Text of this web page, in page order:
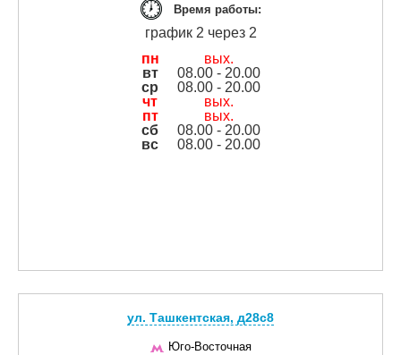
Время работы:
график 2 через 2
пн
вых.
вт
08.00 - 20.00
ср
08.00 - 20.00
чт
вых.
пт
вых.
сб
08.00 - 20.00
вс
08.00 - 20.00
ул. Ташкентская, д28с8
Юго-Восточная